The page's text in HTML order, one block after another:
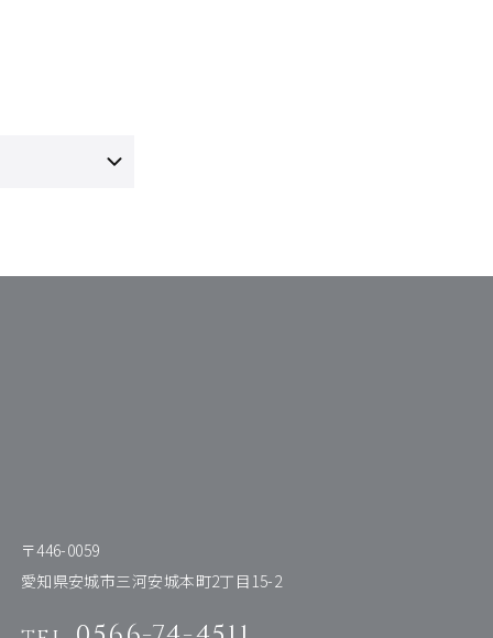
〒446-0059
愛知県安城市三河安城本町2丁目15-2